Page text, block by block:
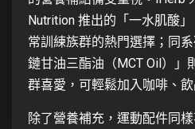
Nutrition 推出的「一水肌酸
常訓練族群的熱門選擇；同
鏈甘油三酯油（MCT Oil）」
群喜愛，可輕鬆加入咖啡、
除了營養補充，運動配件同